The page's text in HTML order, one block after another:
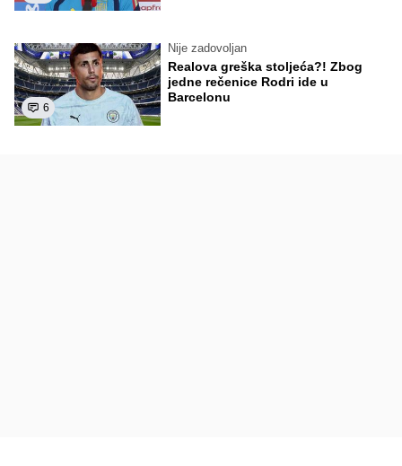
6
Nije zadovoljan
Realova greška stoljeća?! Zbog
jedne rečenice Rodri ide u
Barcelonu